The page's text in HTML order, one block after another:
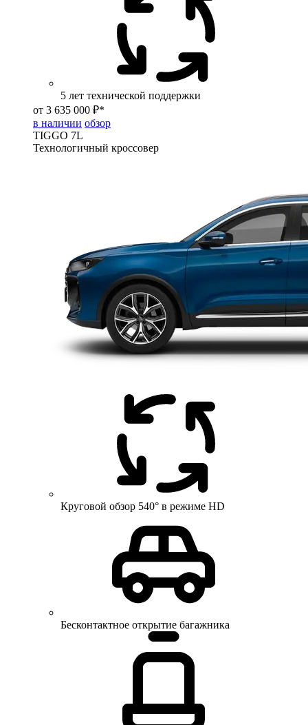
5 лет технической поддержки
от 3 635 000 ₽*
в наличии обзор
TIGGO 7L
Технологичный кроссовер
Круговой обзор 540° в режиме HD
Бесконтактное открытие багажника